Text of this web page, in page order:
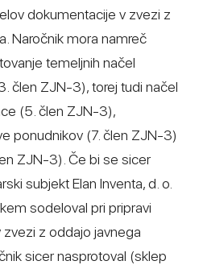
dokumentacije v zvezi z
Naročnik mora namreč
temeljnih načel
člen ZJN-3), torej tudi načel
(5. člen ZJN-3),
ponudnikov (7. člen ZJN-3)
ZJN-3). Če bi se sicer
subjekt Elan Inventa, d. o.
sodeloval pri pripravi
z oddajo javnega
sicer nasprotoval (sklep